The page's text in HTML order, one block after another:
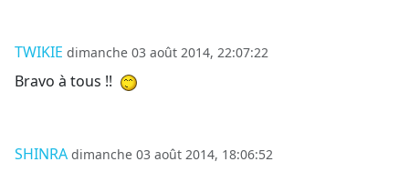
TWIKIE dimanche 03 août 2014, 22:07:22
Bravo à tous !!
SHINRA dimanche 03 août 2014, 18:06:52